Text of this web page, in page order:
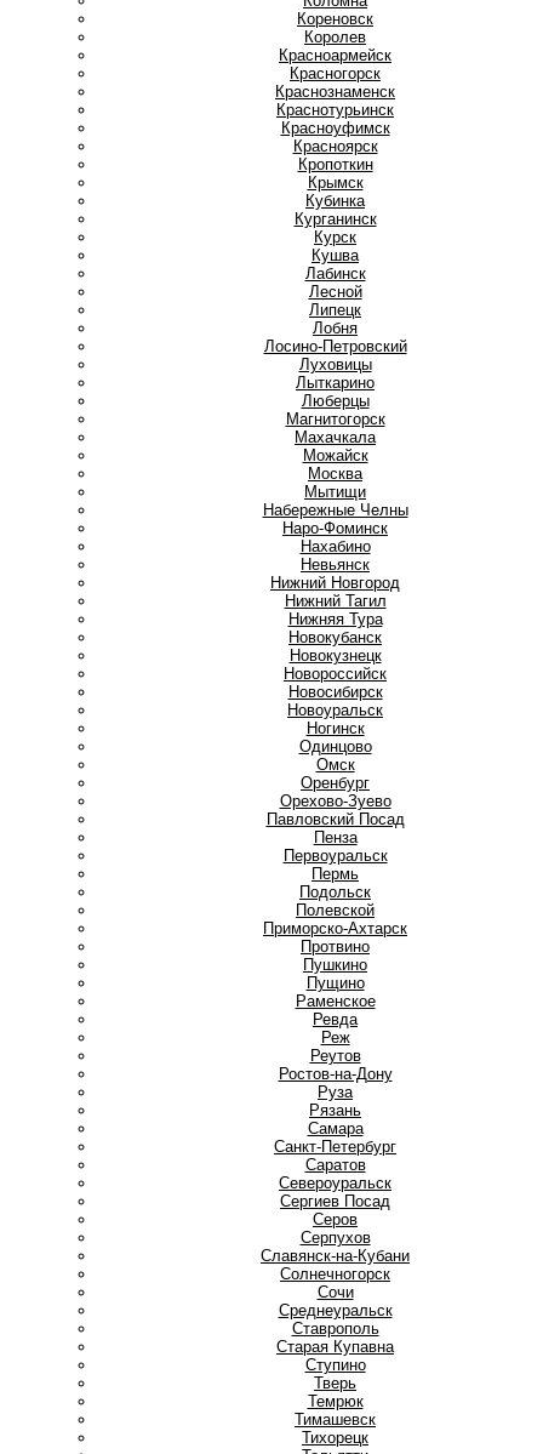
Кореновск
Королев
Красноармейск
Красногорск
Краснознаменск
Краснотурьинск
Красноуфимск
Красноярск
Кропоткин
Крымск
Кубинка
Курганинск
Курск
Кушва
Лабинск
Лесной
Липецк
Лобня
Лосино-Петровский
Луховицы
Лыткарино
Люберцы
Магнитогорск
Махачкала
Можайск
Москва
Мытищи
Набережные Челны
Наро-Фоминск
Нахабино
Невьянск
Нижний Новгород
Нижний Тагил
Нижняя Тура
Новокубанск
Новокузнецк
Новороссийск
Новосибирск
Новоуральск
Ногинск
Одинцово
Омск
Оренбург
Орехово-Зуево
Павловский Посад
Пенза
Первоуральск
Пермь
Подольск
Полевской
Приморско-Ахтарск
Протвино
Пушкино
Пущино
Раменское
Ревда
Реж
Реутов
Ростов-на-Дону
Руза
Рязань
Самара
Санкт-Петербург
Саратов
Североуральск
Сергиев Посад
Серов
Серпухов
Славянск-на-Кубани
Солнечногорск
Сочи
Среднеуральск
Ставрополь
Старая Купавна
Ступино
Тверь
Темрюк
Тимашевск
Тихорецк